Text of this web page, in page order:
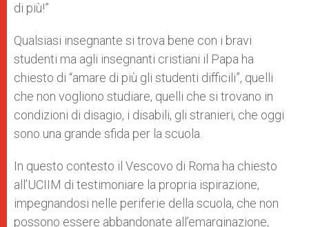
di più!”
Qualsiasi insegnante si trova bene con i bravi
studenti ma agli insegnanti cristiani il Papa ha
chiesto di “amare di più gli studenti difficili”, quelli
che non vogliono studiare, quelli che si trovano in
condizioni di disagio, i disabili, gli stranieri, che oggi
sono una grande sfida per la scuola.
In questo contesto il Vescovo di Roma ha chiesto
all’UCIIM di testimoniare la propria ispirazione,
impegnandosi nelle periferie della scuola, che non
possono essere abbandonate all’emarginazione,